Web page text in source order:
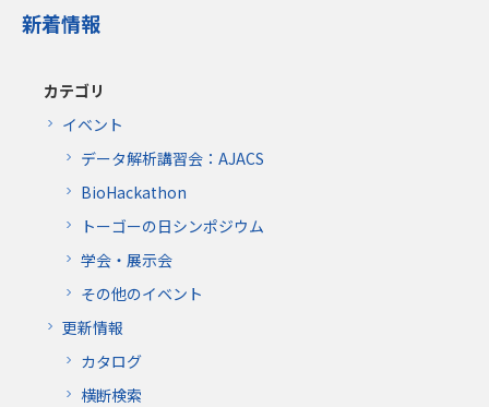
新着情報
カテゴリ
イベント
データ解析講習会：AJACS
BioHackathon
トーゴーの日シンポジウム
学会・展示会
その他のイベント
更新情報
カタログ
横断検索